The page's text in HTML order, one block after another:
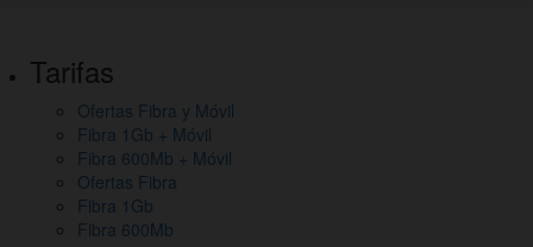
Pie
de
página,
mapa
Tarifas
Ofertas Fibra y Móvil
Fibra 1Gb + Móvil
Fibra 600Mb + Móvil
Ofertas Fibra
Fibra 1Gb
Fibra 600Mb